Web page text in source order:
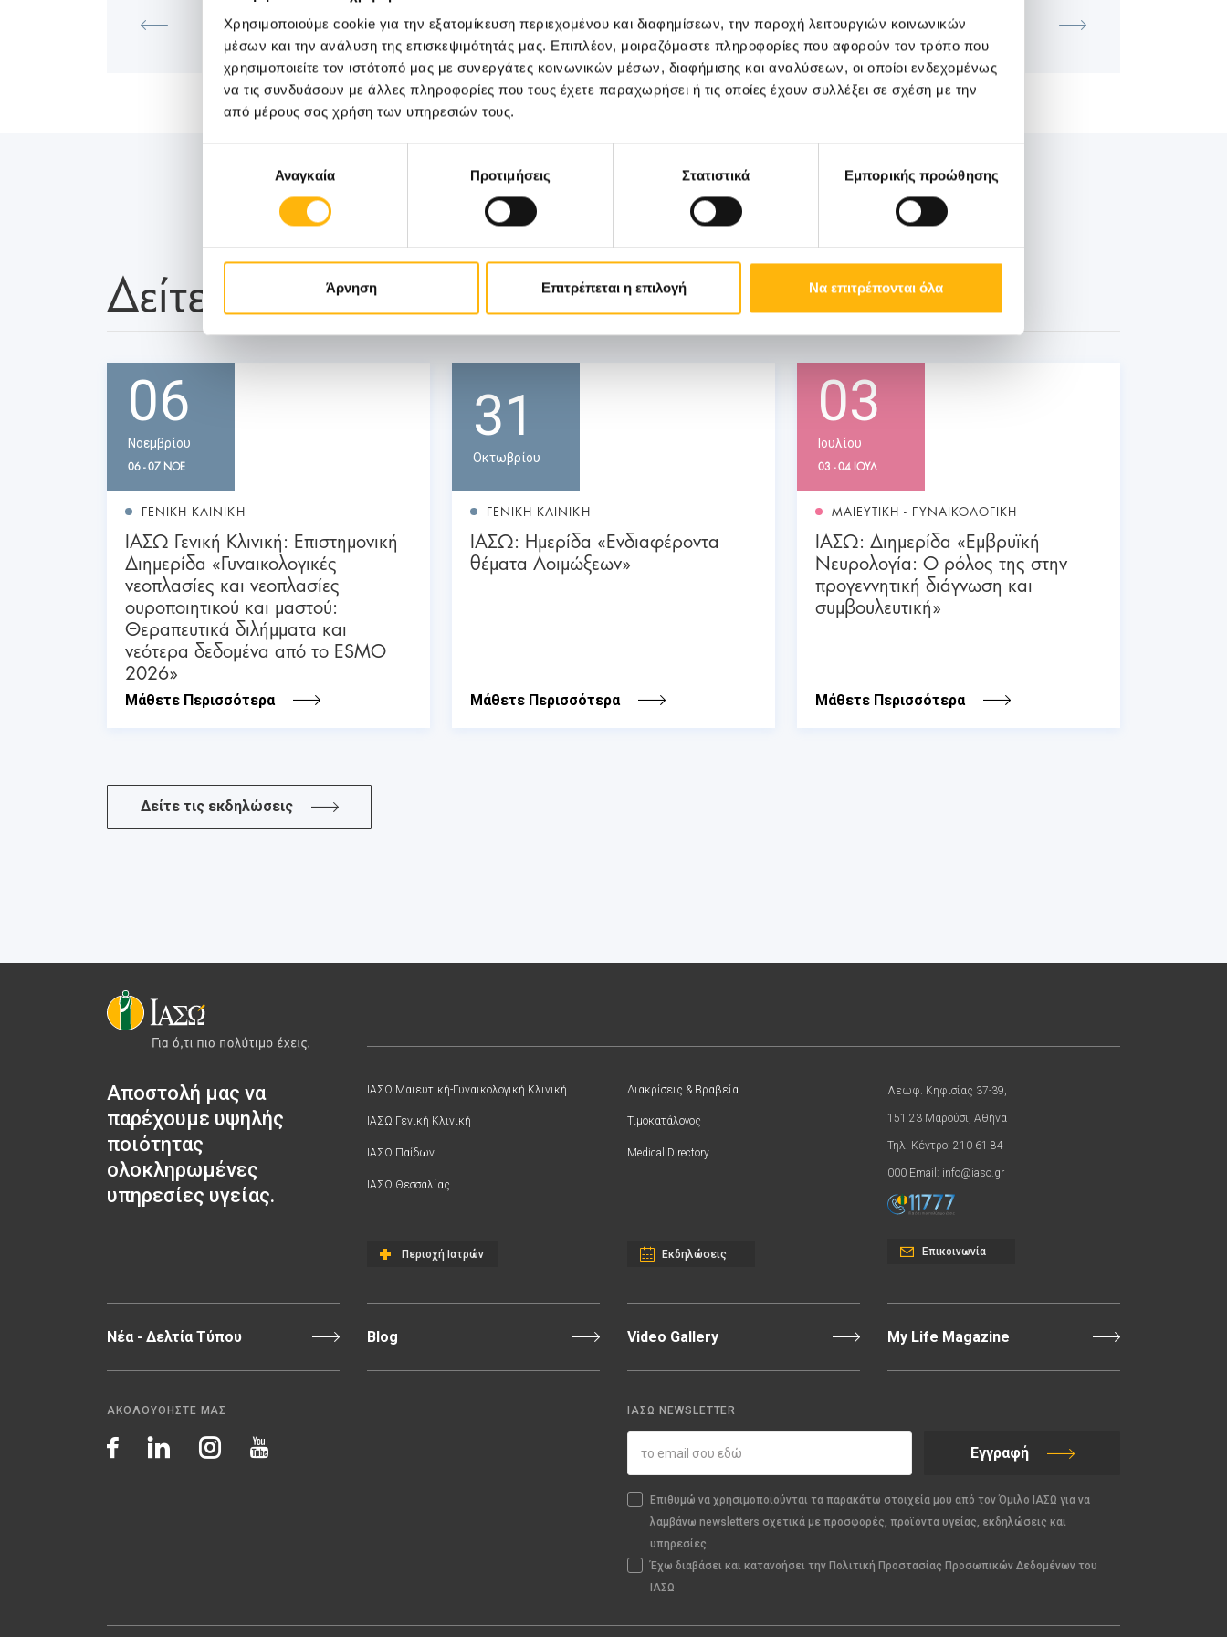
Χρησιμοποιούμε cookie για την εξατομίκευση περιεχομένου και διαφημίσεων, την παροχή λειτουργιών κοινωνικών
μέσων και την ανάλυση της επισκεψιμότητάς μας. Επιπλέον, μοιραζόμαστε πληροφορίες που αφορούν τον τρόπο που
χρησιμοποιείτε τον ιστότοπό μας με συνεργάτες κοινωνικών μέσων, διαφήμισης και αναλύσεων, οι οποίοι ενδεχομένως
να τις συνδυάσουν με άλλες πληροφορίες που τους έχετε παραχωρήσει ή τις οποίες έχουν συλλέξει σε σχέση με την
από μέρους σας χρήση των υπηρεσιών τους.
συγκατάθεσηςΑναγκαία Προτιμήσεις Στατιστικά Εμπορικής προώθησης
Άρνηση Επιτρέπεται η επιλογή Να επιτρέπονται όλα
Επιστημονική Διάλεξη με θέμα
«Στεφανιαία νόσος: Χειρουργείο ή
αγγειοπλαστική;»
Επιστημονική Διάλεξη με θέμα «Επείγουσα
Καισαρική Τομή»
Δείτε Επίσης
06
Νοεμβρίου
06 - 07 ΝΟΕ
ΓΕΝΙΚΗ ΚΛΙΝΙΚΗ
ΙΑΣΩ Γενική Κλινική: Επιστημονική
Διημερίδα «Γυναικολογικές
νεοπλασίες και νεοπλασίες
ουροποιητικού και μαστού:
Θεραπευτικά διλήμματα και
νεότερα δεδομένα από το ESMO
2026»
Μάθετε Περισσότερα
31
Οκτωβρίου
ΓΕΝΙΚΗ ΚΛΙΝΙΚΗ
ΙΑΣΩ: Ημερίδα «Ενδιαφέροντα
θέματα Λοιμώξεων»
Μάθετε Περισσότερα
03
Ιουλίου
03 - 04 ΙΟΥΛ
ΜΑΙΕΥΤΙΚΗ - ΓΥΝΑΙΚΟΛΟΓΙΚΗ
ΙΑΣΩ: Διημερίδα «Εμβρυϊκή
Νευρολογία: Ο ρόλος της στην
προγεννητική διάγνωση και
συμβουλευτική»
Μάθετε Περισσότερα
Δείτε τις εκδηλώσεις
Αποστολή μας να
παρέχουμε υψηλής
ποιότητας
ολοκληρωμένες
υπηρεσίες υγείας.
ΙΑΣΩ Μαιευτική-Γυναικολογική Κλινική
ΙΑΣΩ Γενική Κλινική
ΙΑΣΩ Παίδων
ΙΑΣΩ Θεσσαλίας
Περιοχή Ιατρών
Διακρίσεις & Βραβεία
Τιμοκατάλογος
Medical Directory
Εκδηλώσεις
Λεωφ. Κηφισίας 37-39,
151 23 Μαρούσι, Αθήνα
Τηλ. Κέντρο: 210 61 84
000 Email: info@iaso.gr
Επικοινωνία
Νέα - Δελτία Τύπου Blog Video Gallery My Life Magazine
ΑΚΟΛΟΥΘΗΣΤΕ ΜΑΣ ΙΑΣΩ NEWSLETTER
Εγγραφή
Επιθυμώ να χρησιμοποιούνται τα παρακάτω στοιχεία μου από τον Όμιλο ΙΑΣΩ για να
λαμβάνω newsletters σχετικά με προσφορές, προϊόντα υγείας, εκδηλώσεις και
υπηρεσίες.
Έχω διαβάσει και κατανοήσει την Πολιτική Προστασίας Προσωπικών Δεδομένων του
ΙΑΣΩ